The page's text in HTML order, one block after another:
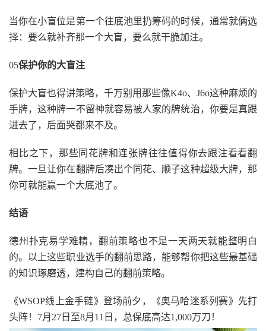
当你在小盲位是第一个往底池里扔筹码的时候，通常就俩选
择：要么就补齐那一个大盲，要么就干脆加注。
05保护你的大盲注
保护大盲也得讲策略，千万别用那些像K4o、J6o这种麻烦的
手牌，这种牌一不留神就容易被人家的牌统治，你要是真跟
进去了，后面哭都来不及。
相比之下，那些同花牌和连张牌往往值得你去跟注看看翻
牌。一旦让你在翻牌后凑出个同花、顺子这种超级大牌，那
你可就能赢一个大底池了。
结语
德州扑克易学难精，翻前策略也不是一天两天就能整明白
的。以上这些职业选手的翻前思路，能够帮你把这些最基础
的知识琢磨透，建构自己的翻前策略。
《WSOP线上金手链》登场前夕，《奥马哈迷系列赛》先打
头阵！7月27日至8月11日，总保底高达1,000万刀！